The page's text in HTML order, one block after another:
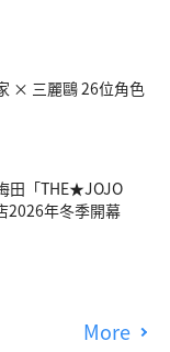
× 三麗鷗 26位角色
田「THE★JOJO
2026年冬季開幕
More